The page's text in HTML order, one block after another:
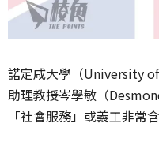
諾定咸大學（University
助理教授岑學敏（
「社會服務」或義工非常